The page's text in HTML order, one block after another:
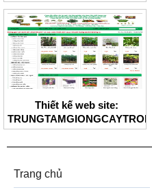
Thiết kế web site:
Trang chủ